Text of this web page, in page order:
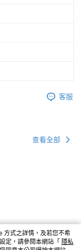
客服
查看全部
方式之詳情，及若您不希
定，請參閱本網站「 隱私